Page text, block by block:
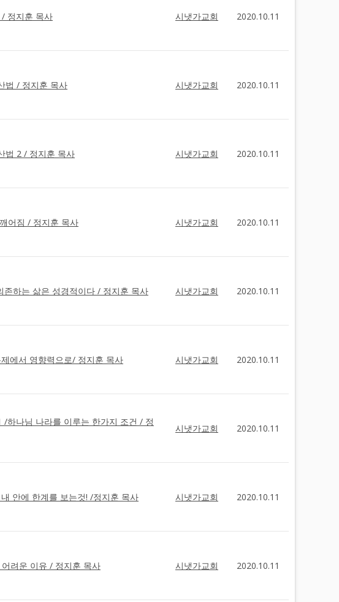
정지훈 목사 시냇가교회 2020.10.11
법 / 정지훈 목사 시냇가교회 2020.10.11
법 2 / 정지훈 목사 시냇가교회 2020.10.11
어짐 / 정지훈 목사 시냇가교회 2020.10.11
하는 삶은 성경적이다 / 정지훈 목사 시냇가교회 2020.10.11
에서 영향력으로/ 정지훈 목사 시냇가교회 2020.10.11
나님 나라를 이루는 한가지 조건 / 정
시냇가교회 2020.10.11
안에 한계를 보는것! /정지훈 목사 시냇가교회 2020.10.11
려운 이유 / 정지훈 목사 시냇가교회 2020.10.11